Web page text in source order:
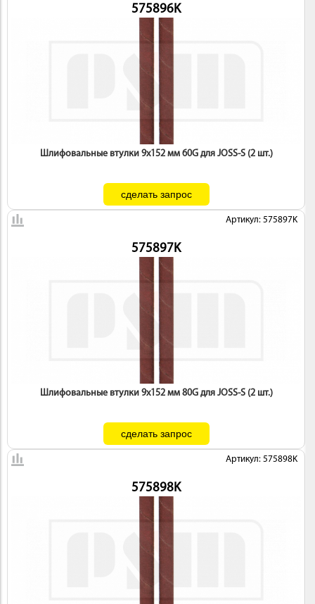
575896K
Шлифовальные втулки 9х152 мм 60G для JOSS-S (2 шт.)
Артикул: 575897K
575897K
Шлифовальные втулки 9х152 мм 80G для JOSS-S (2 шт.)
Артикул: 575898K
575898K